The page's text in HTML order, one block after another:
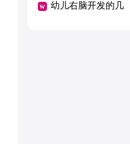
衣服脱了吗
幼儿右脑开发的几